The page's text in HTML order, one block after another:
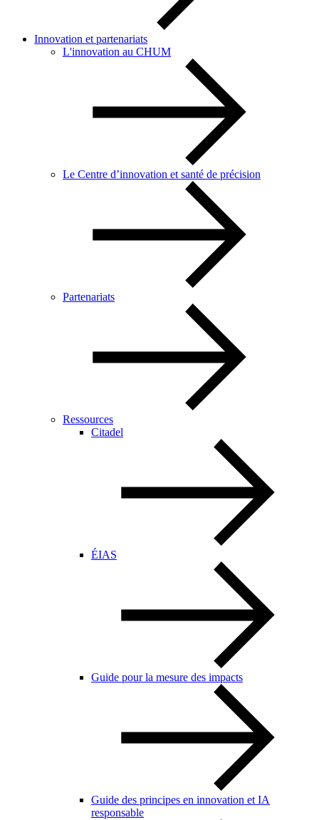
Innovation et partenariats
L'innovation au CHUM
Le Centre d’innovation et santé de précision
Partenariats
Ressources
Citadel
ÉIAS
Guide pour la mesure des impacts
Guide des principes en innovation et IA
responsable